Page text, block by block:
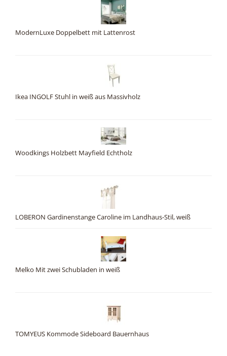
ModernLuxe Doppelbett mit Lattenrost
Ikea INGOLF Stuhl in weiß aus Massivholz
Woodkings Holzbett Mayfield Echtholz
LOBERON Gardinenstange Caroline im Landhaus-Stil, weiß
Melko Mit zwei Schubladen in weiß
TOMYEUS Kommode Sideboard Bauernhaus